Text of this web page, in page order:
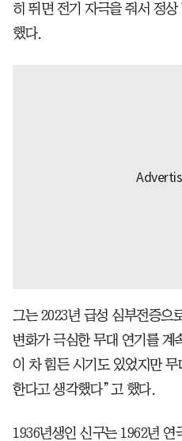
히 뛰면 전기 자극을 줘서 정
했다.
그는 2023년 급성 심부전증으
변화가 극심한 무대 연기를 계
이 차 힘든 시기도 있었지만
한다고 생각했다”고 했다.
1936년생인 신구는 1962년 연